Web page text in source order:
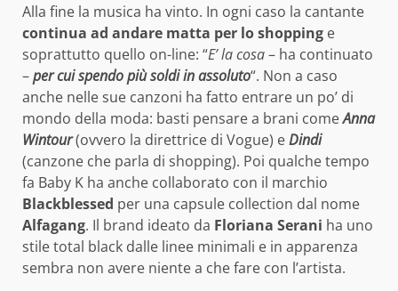
Alla fine la musica ha vinto. In ogni caso la cantante
continua ad andare matta per lo shopping e
soprattutto quello on-line: “E’ la cosa– ha continuato
–per cui spendo più soldi in assoluto“. Non a caso
anche nelle sue canzoni ha fatto entrare un po’ di
mondo della moda: basti pensare a brani comeAnna
Wintour(ovvero la direttrice di Vogue) eDindi
(canzone che parla di shopping). Poi qualche tempo
fa Baby K ha anche collaborato con il marchio
Blackblessed per una capsule collection dal nome
Alfagang. Il brand ideato da Floriana Serani ha uno
stile total black dalle linee minimali e in apparenza
sembra non avere niente a che fare con l’artista.